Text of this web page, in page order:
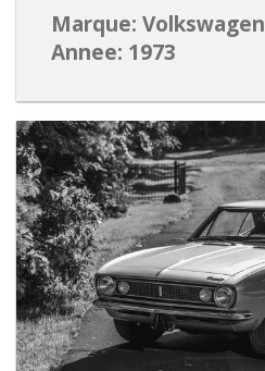
Marque: Volkswagen
Annee: 1973